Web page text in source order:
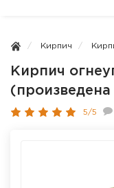
Кирпич
Кирпич
5/5